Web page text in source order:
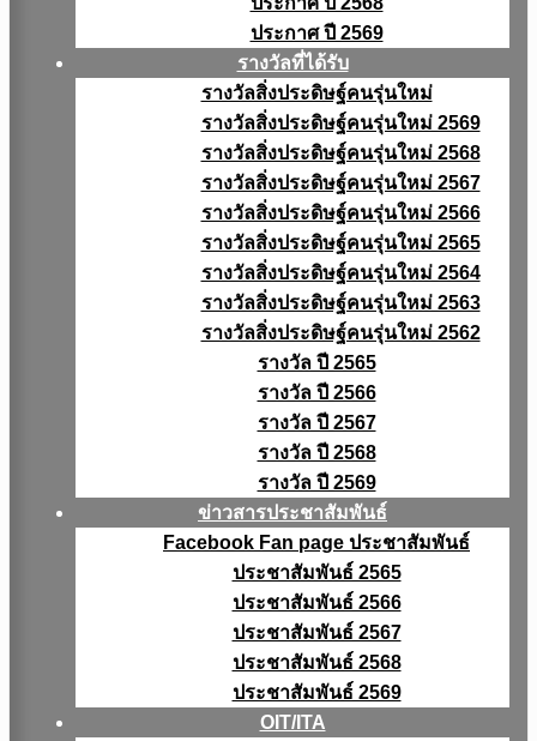
ประกาศ ปี 2569
รางวัลที่ได้รับ
รางวัลสิ่งประดิษฐ์คนรุ่นใหม่
รางวัลสิ่งประดิษฐ์คนรุ่นใหม่ 2569
รางวัลสิ่งประดิษฐ์คนรุ่นใหม่ 2568
รางวัลสิ่งประดิษฐ์คนรุ่นใหม่ 2567
รางวัลสิ่งประดิษฐ์คนรุ่นใหม่ 2566
รางวัลสิ่งประดิษฐ์คนรุ่นใหม่ 2565
รางวัลสิ่งประดิษฐ์คนรุ่นใหม่ 2564
รางวัลสิ่งประดิษฐ์คนรุ่นใหม่ 2563
รางวัลสิ่งประดิษฐ์คนรุ่นใหม่ 2562
รางวัล ปี 2565
รางวัล ปี 2566
รางวัล ปี 2567
รางวัล ปี 2568
รางวัล ปี 2569
ข่าวสารประชาสัมพันธ์
Facebook Fan page ประชาสัมพันธ์
ประชาสัมพันธ์ 2565
ประชาสัมพันธ์ 2566
ประชาสัมพันธ์ 2567
ประชาสัมพันธ์ 2568
ประชาสัมพันธ์ 2569
OIT/ITA